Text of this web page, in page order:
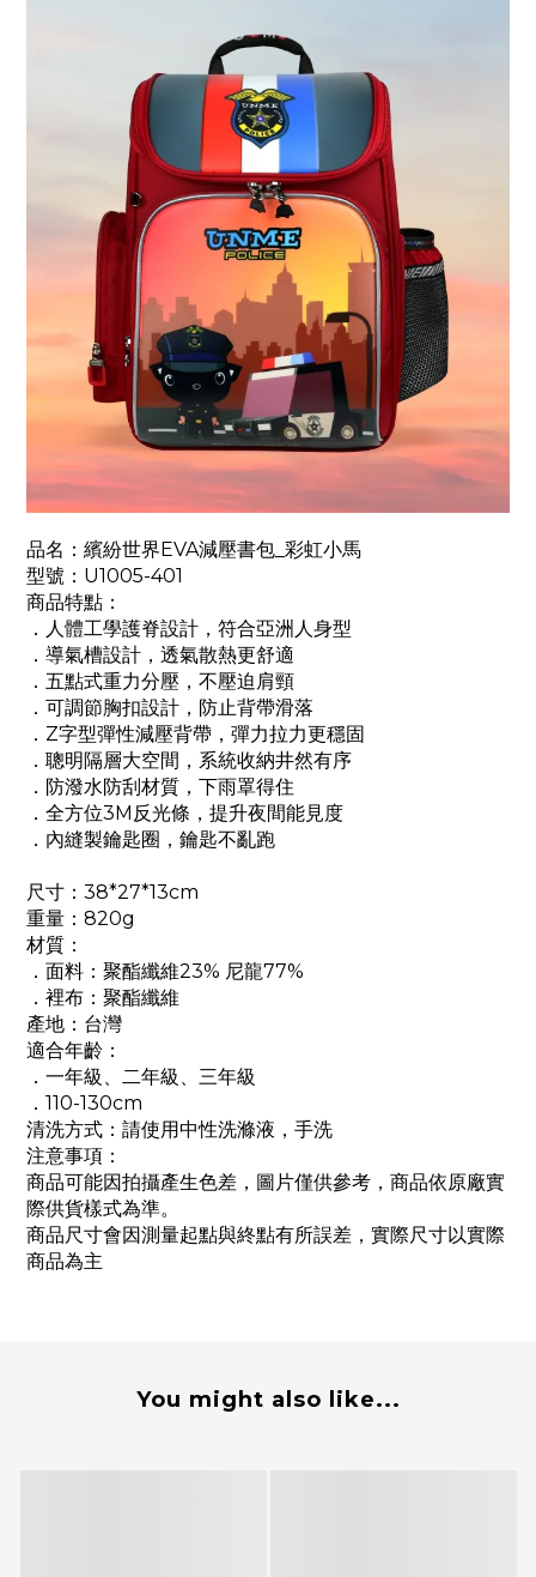
品名：繽紛世界EVA減壓書包_彩虹小馬
型號：U1005-401
商品特點：
．人體工學護脊設計，符合亞洲人身型
．導氣槽設計，透氣散熱更舒適
．五點式重力分壓，不壓迫肩頸
．可調節胸扣設計，防止背帶滑落
．Z字型彈性減壓背帶，彈力拉力更穩固
．聰明隔層大空間，系統收納井然有序
．防潑水防刮材質，下雨罩得住
．全方位3M反光條，提升夜間能見度
．內縫製鑰匙圈，鑰匙不亂跑
尺寸：38*27*13cm
重量：820g
材質：
．面料：聚酯纖維23% 尼龍77%
．裡布：聚酯纖維
產地：台灣
適合年齡：
．一年級、二年級、三年級
．110-130cm
清洗方式：請使用中性洗滌液，手洗
注意事項：
商品可能因拍攝產生色差，圖片僅供參考，商品依原廠實
際供貨樣式為準。
商品尺寸會因測量起點與終點有所誤差，實際尺寸以實際
商品為主
You might also like...